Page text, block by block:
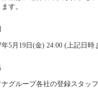
す。
年5月19日(金) 24:00 (上記日
ナグループ各社の登録スタッ